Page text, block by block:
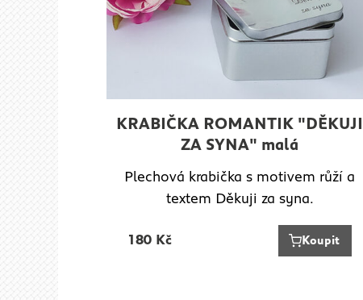
KRABIČKA ROMANTIK "DĚKUJI
ZA SYNA" malá
Plechová krabička s motivem růží a
textem Děkuji za syna.
180 Kč Koupit